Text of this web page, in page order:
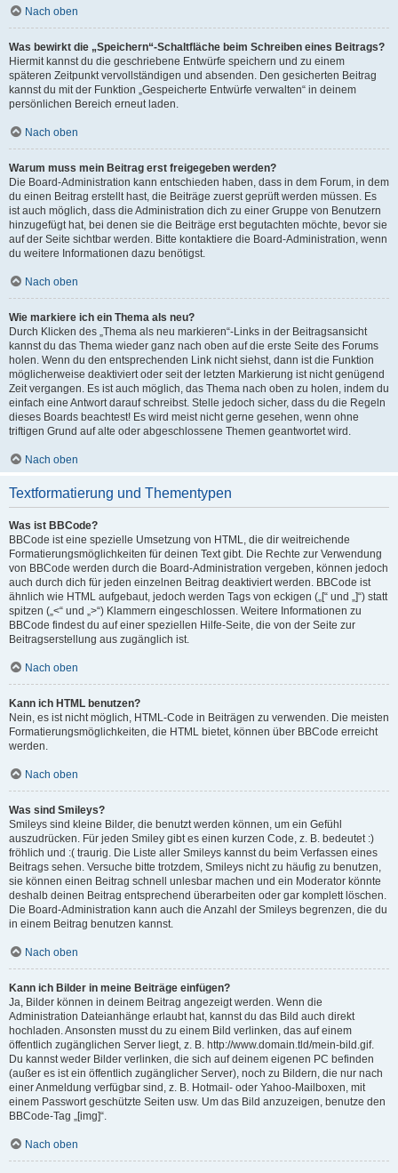
Nach oben
Was bewirkt die „Speichern“-Schaltfläche beim Schreiben eines Beitrags?
Hiermit kannst du die geschriebene Entwürfe speichern und zu einem
späteren Zeitpunkt vervollständigen und absenden. Den gesicherten Beitrag
kannst du mit der Funktion „Gespeicherte Entwürfe verwalten“ in deinem
persönlichen Bereich erneut laden.
Nach oben
Warum muss mein Beitrag erst freigegeben werden?
Die Board-Administration kann entschieden haben, dass in dem Forum, in dem
du einen Beitrag erstellt hast, die Beiträge zuerst geprüft werden müssen. Es
ist auch möglich, dass die Administration dich zu einer Gruppe von Benutzern
hinzugefügt hat, bei denen sie die Beiträge erst begutachten möchte, bevor sie
auf der Seite sichtbar werden. Bitte kontaktiere die Board-Administration, wenn
du weitere Informationen dazu benötigst.
Nach oben
Wie markiere ich ein Thema als neu?
Durch Klicken des „Thema als neu markieren“-Links in der Beitragsansicht
kannst du das Thema wieder ganz nach oben auf die erste Seite des Forums
holen. Wenn du den entsprechenden Link nicht siehst, dann ist die Funktion
möglicherweise deaktiviert oder seit der letzten Markierung ist nicht genügend
Zeit vergangen. Es ist auch möglich, das Thema nach oben zu holen, indem du
einfach eine Antwort darauf schreibst. Stelle jedoch sicher, dass du die Regeln
dieses Boards beachtest! Es wird meist nicht gerne gesehen, wenn ohne
triftigen Grund auf alte oder abgeschlossene Themen geantwortet wird.
Nach oben
Textformatierung und Thementypen
Was ist BBCode?
BBCode ist eine spezielle Umsetzung von HTML, die dir weitreichende
Formatierungsmöglichkeiten für deinen Text gibt. Die Rechte zur Verwendung
von BBCode werden durch die Board-Administration vergeben, können jedoch
auch durch dich für jeden einzelnen Beitrag deaktiviert werden. BBCode ist
ähnlich wie HTML aufgebaut, jedoch werden Tags von eckigen („[“ und „]“) statt
spitzen („<“ und „>“) Klammern eingeschlossen. Weitere Informationen zu
BBCode findest du auf einer speziellen Hilfe-Seite, die von der Seite zur
Beitragserstellung aus zugänglich ist.
Nach oben
Kann ich HTML benutzen?
Nein, es ist nicht möglich, HTML-Code in Beiträgen zu verwenden. Die meisten
Formatierungsmöglichkeiten, die HTML bietet, können über BBCode erreicht
werden.
Nach oben
Was sind Smileys?
Smileys sind kleine Bilder, die benutzt werden können, um ein Gefühl
auszudrücken. Für jeden Smiley gibt es einen kurzen Code, z. B. bedeutet :)
fröhlich und :( traurig. Die Liste aller Smileys kannst du beim Verfassen eines
Beitrags sehen. Versuche bitte trotzdem, Smileys nicht zu häufig zu benutzen,
sie können einen Beitrag schnell unlesbar machen und ein Moderator könnte
deshalb deinen Beitrag entsprechend überarbeiten oder gar komplett löschen.
Die Board-Administration kann auch die Anzahl der Smileys begrenzen, die du
in einem Beitrag benutzen kannst.
Nach oben
Kann ich Bilder in meine Beiträge einfügen?
Ja, Bilder können in deinem Beitrag angezeigt werden. Wenn die
Administration Dateianhänge erlaubt hat, kannst du das Bild auch direkt
hochladen. Ansonsten musst du zu einem Bild verlinken, das auf einem
öffentlich zugänglichen Server liegt, z. B. http://www.domain.tld/mein-bild.gif.
Du kannst weder Bilder verlinken, die sich auf deinem eigenen PC befinden
(außer es ist ein öffentlich zugänglicher Server), noch zu Bildern, die nur nach
einer Anmeldung verfügbar sind, z. B. Hotmail- oder Yahoo-Mailboxen, mit
einem Passwort geschützte Seiten usw. Um das Bild anzuzeigen, benutze den
BBCode-Tag „[img]“.
Nach oben